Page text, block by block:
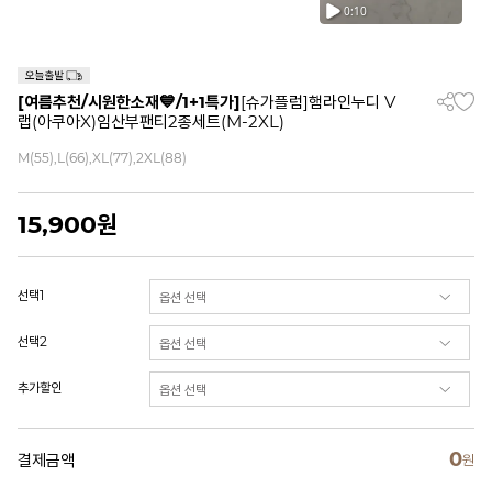
[여름추천/시원한소재💙/1+1특가][슈가플럼]햄라인누디 V
랩(아쿠아X)임산부팬티2종세트(M-2XL)
M(55),L(66),XL(77),2XL(88)
15,900원
선택1
선택2
추가할인
결제금액 0원